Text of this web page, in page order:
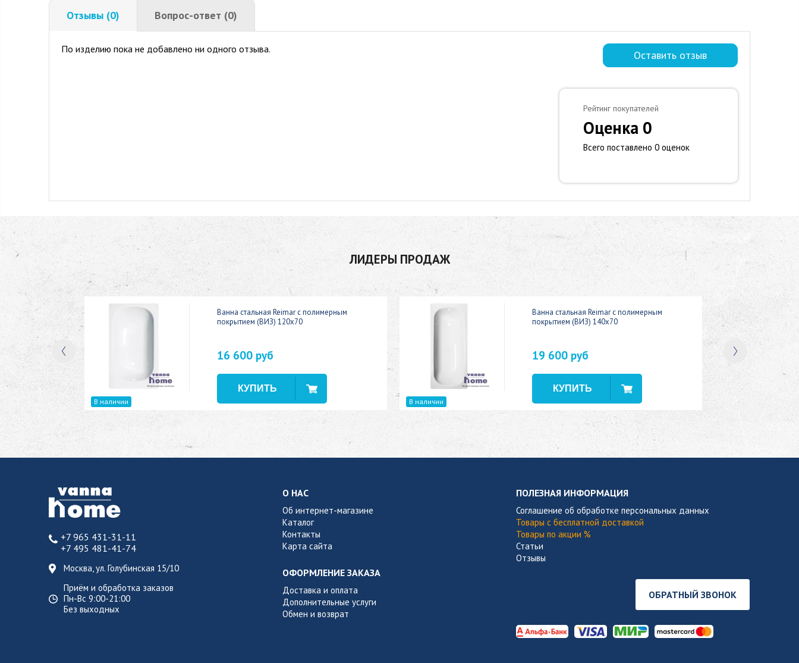
Отзывы (0) Вопрос-ответ (0)
По изделию пока не добавлено ни одного отзыва. Оставить отзыв
Рейтинг покупателей
Оценка 0
Всего поставлено 0 оценок
ЛИДЕРЫ ПРОДАЖ
150x70
В наличии
Ванна стальная Reimar с полимерным
покрытием (ВИЗ) 120x70
16 600 руб
В наличии
Ванна стальная Reimar с полимерным
покрытием (ВИЗ) 140x70
19 600 руб
+7 965 431-31-11
+7 495 481-41-74
Москва, ул. Голубинская 15/10
Приём и обработка заказов
Пн-Вс 9:00-21:00
Без выходных
О НАС
Об интернет-магазине
Каталог
Контакты
Карта сайта
ОФОРМЛЕНИЕ ЗАКАЗА
Доставка и оплата
Дополнительные услуги
Обмен и возврат
ПОЛЕЗНАЯ ИНФОРМАЦИЯ
Соглашение об обработке персональных данных
Товары с бесплатной доставкой
Товары по акции %
Статьи
Отзывы
ОБРАТНЫЙ ЗВОНОК